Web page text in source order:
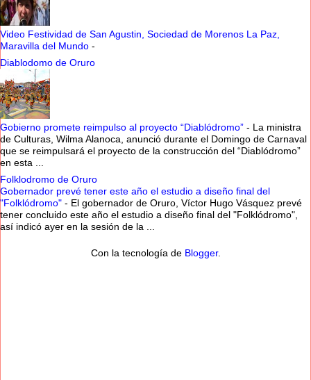
Video Festividad de San Agustin, Sociedad de Morenos La Paz,
Maravilla del Mundo -
Diablodomo de Oruro
Gobierno promete reimpulso al proyecto “Diablódromo” - La ministra
de Culturas, Wilma Alanoca, anunció durante el Domingo de Carnaval
que se reimpulsará el proyecto de la construcción del “Diablódromo”
en esta ...
Folklodromo de Oruro
Gobernador prevé tener este año el estudio a diseño final del
"Folklódromo" - El gobernador de Oruro, Víctor Hugo Vásquez prevé
tener concluido este año el estudio a diseño final del "Folklódromo",
así indicó ayer en la sesión de la ...
Con la tecnología de Blogger.